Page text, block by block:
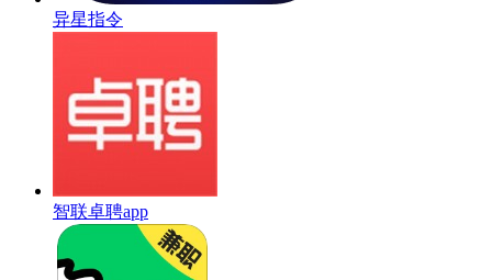
异星指令
智联卓聘app